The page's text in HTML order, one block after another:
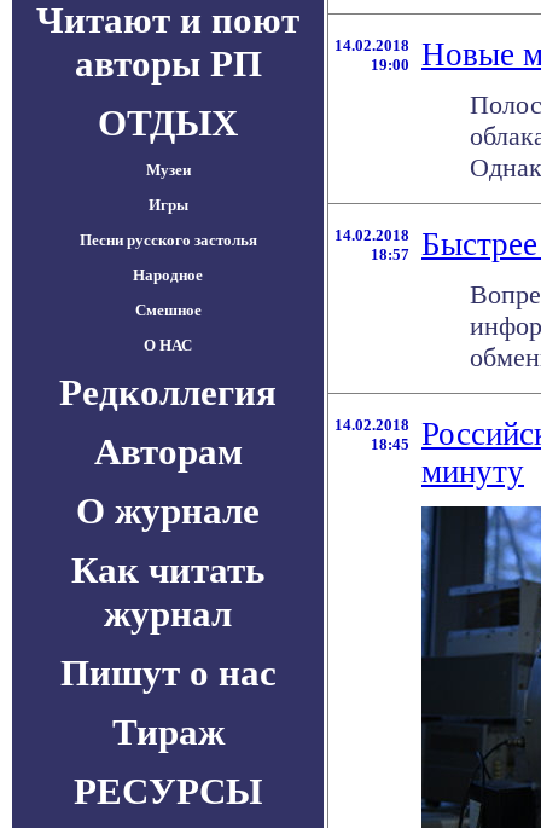
Читают и поют
авторы РП
ОТДЫХ
Музеи
Игры
Песни русского застолья
Народное
Смешное
О НАС
Редколлегия
Авторам
О журнале
Как читать
журнал
Пишут о нас
Тираж
РЕСУРСЫ
14.02.2018
19:00
Новые
14.02.2018
18:57
14.02.2018
18:45
минуту